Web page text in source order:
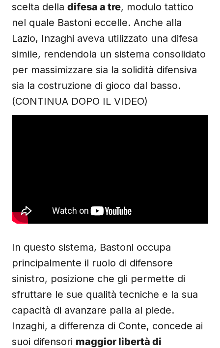
scelta della difesa a tre, modulo tattico
nel quale Bastoni eccelle. Anche alla
Lazio, Inzaghi aveva utilizzato una difesa
simile, rendendola un sistema consolidato
per massimizzare sia la solidità difensiva
sia la costruzione di gioco dal basso.
(CONTINUA DOPO IL VIDEO)
In questo sistema, Bastoni occupa
principalmente il ruolo di difensore
sinistro, posizione che gli permette di
sfruttare le sue qualità tecniche e la sua
capacità di avanzare palla al piede.
Inzaghi, a differenza di Conte, concede ai
suoi difensori maggior libertà di